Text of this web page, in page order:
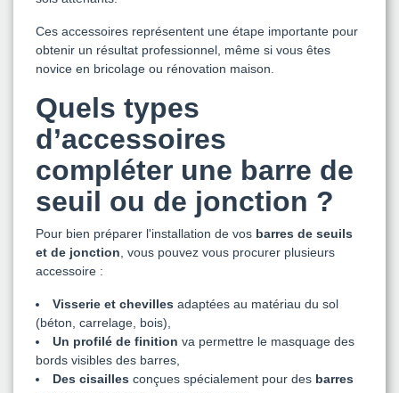
Ces accessoires représentent une étape importante pour
obtenir un résultat professionnel, même si vous êtes
novice en bricolage ou rénovation maison.
Quels types
d’accessoires
compléter une barre de
seuil ou de jonction ?
Pour bien préparer l'installation de vos barres de seuils
et de jonction , vous pouvez vous procurer plusieurs
accessoire :
Visserie et chevilles adaptées au matériau du sol
(béton, carrelage, bois),
Un profilé de finition va permettre le masquage des
bords visibles des barres,
Des cisailles conçues spécialement pour des barres